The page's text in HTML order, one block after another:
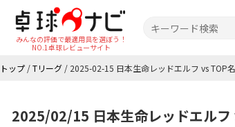
みんなの評価で最適用具を選ぼう！
NO.1卓球レビューサイト
トップ /Tリーグ / 2025-02-15 日本生命レッドエルフ vs TOP
2025/02/15 日本生命レッドエル